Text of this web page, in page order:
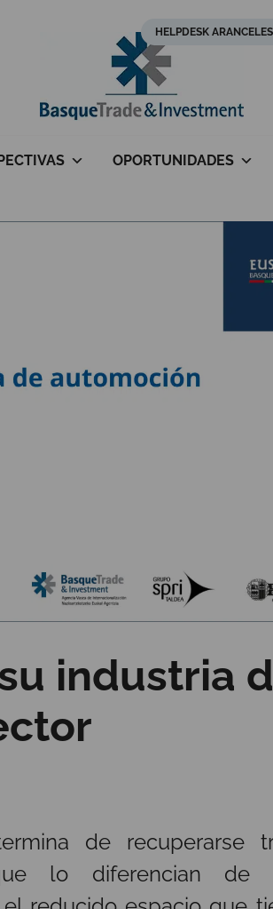
HELPDESK ARANCELES
OPORTUNIDADES
industria
de recuperarse
lo diferencian de